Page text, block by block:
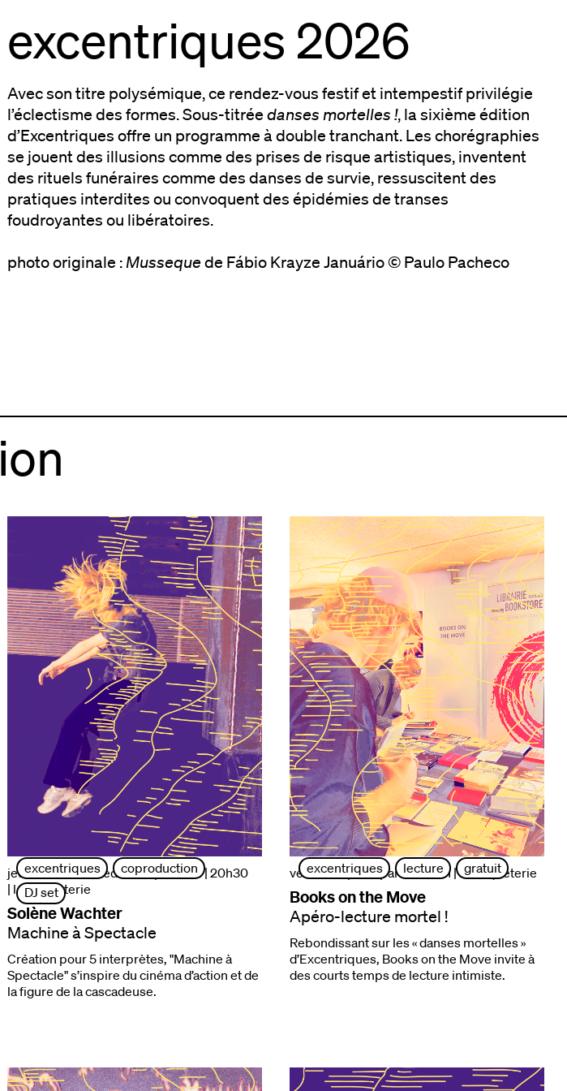
excentriques 2026
Avec son titre polysémique, ce rendez-vous festif et intempestif privilégie
l’éclectisme des formes. Sous-titrée danses mortelles !, la sixième édition
d’Excentriques offre un programme à double tranchant. Les chorégraphies
se jouent des illusions comme des prises de risque artistiques, inventent
des rituels funéraires comme des danses de survie, ressuscitent des
pratiques interdites ou convoquent des épidémies de transes
foudroyantes ou libératoires.
photo originale : Mussequede Fábio Krayze Januário © Paulo Pacheco
excentriques
coproduction
DJ set
jeudi 24 et vendredi 25 sept. 2026 | 20h30
| la briqueterie
Solène Wachter
Machine à Spectacle
Création pour 5 interprètes, "Machine à
Spectacle" s’inspire du cinéma d’action et de
la figure de la cascadeuse.
excentriques lecture gratuit
ven. 25 sept. | à partir de 18h | la briqueterie
Books on the Move
Apéro-lecture mortel !
Rebondissant sur les « danses mortelles »
d’Excentriques, Books on the Move invite à
des courts temps de lecture intimiste.